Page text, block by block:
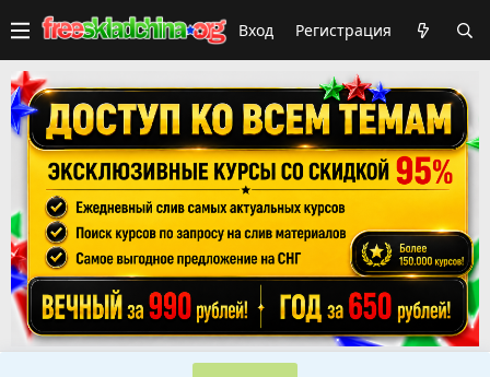
Вход Регистрация